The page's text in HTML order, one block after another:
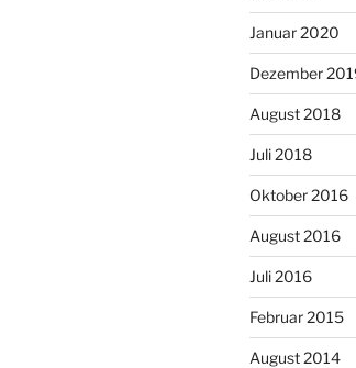
Januar 2020
Dezember
August 2018
Juli 2018
Oktober 2016
August 2016
Juli 2016
Februar 2015
August 2014